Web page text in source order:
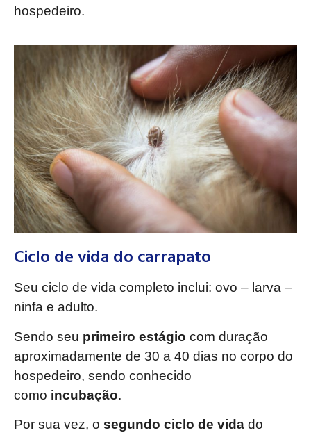
hospedeiro.
Ciclo de vida do carrapato
Seu ciclo de vida completo inclui: ovo – larva –
ninfa e adulto.
Sendo seu primeiro estágio com duração
aproximadamente de 30 a 40 dias no corpo do
hospedeiro, sendo conhecido
como incubação.
Por sua vez, o segundo ciclo de vida do